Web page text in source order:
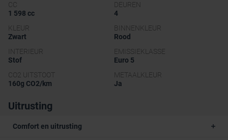
CC
1 598 cc
DEUREN
4
KLEUR
Zwart
BINNENKLEUR
Rood
INTERIEUR
Stof
EMISSIEKLASSE
Euro 5
CO2 UITSTOOT
160g CO2/km
METAALKLEUR
Ja
Uitrusting
Comfort en uitrusting